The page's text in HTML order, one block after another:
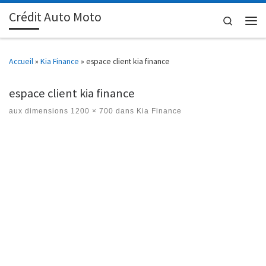
Passer au contenu
Crédit Auto Moto
Search
Accueil» Kia Finance » espace client kia finance
espace client kia finance
aux dimensions 1200 × 700 dans Kia Finance